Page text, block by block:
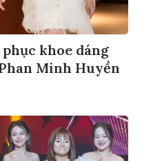
khoe dáng
Minh Huyền